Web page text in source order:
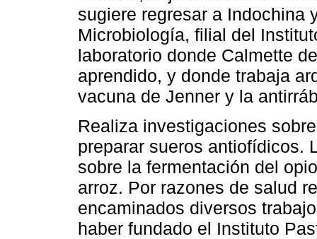
sugiere regresar a Indochina
Microbiología, filial del
laboratorio donde Calmette
aprendido, y donde trabaja
vacuna de Jenner y la
Realiza investigaciones
preparar sueros antiofídicos.
sobre la fermentación del
arroz. Por razones de salud
encaminados diversos
haber fundado el Instituto